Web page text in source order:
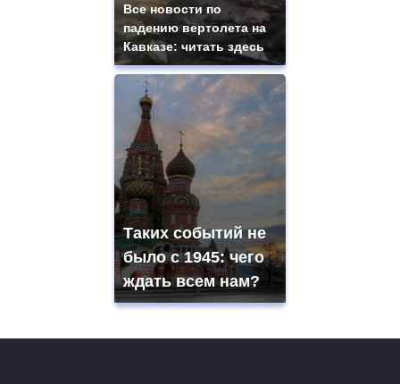
Все новости по
падению вертолета на
Кавказе: читать здесь
Таких событий не
было с 1945: чего
ждать всем нам?